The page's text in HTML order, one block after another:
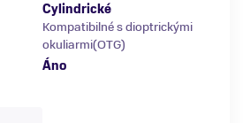
Cylindrické
Kompatibilné s dioptrickými
okuliarmi(OTG)
Áno